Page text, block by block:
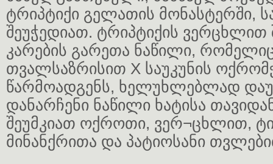
ტრიპტიქი გელათის მონასტერში,
შეუჭედიათ. ტრიპტიქის
კარების გარეთა ნაწილი,
თვალსაზრისით X საუკუნის
წარმოადგენს, ხელუხლებლად
დანარჩენი ნაწილი ხატისა
შეუმკიათ ოქროთი, ვერ¬ცხლით,
მინანქრითა და პატიოსანი